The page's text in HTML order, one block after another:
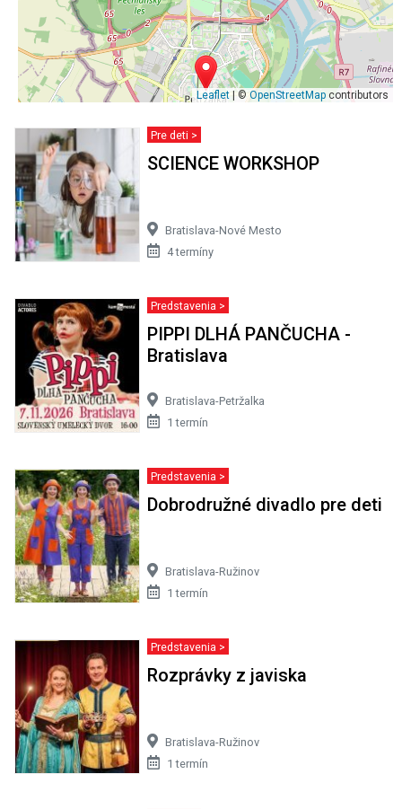
Leaflet | ©OpenStreetMap contributors
Pre deti >
SCIENCE WORKSHOP
Bratislava-Nové Mesto
4 termíny
Predstavenia >
PIPPI DLHÁ PANČUCHA -
Bratislava
Bratislava-Petržalka
1 termín
Predstavenia >
Dobrodružné divadlo pre deti
Bratislava-Ružinov
1 termín
Predstavenia >
Rozprávky z javiska
Bratislava-Ružinov
1 termín